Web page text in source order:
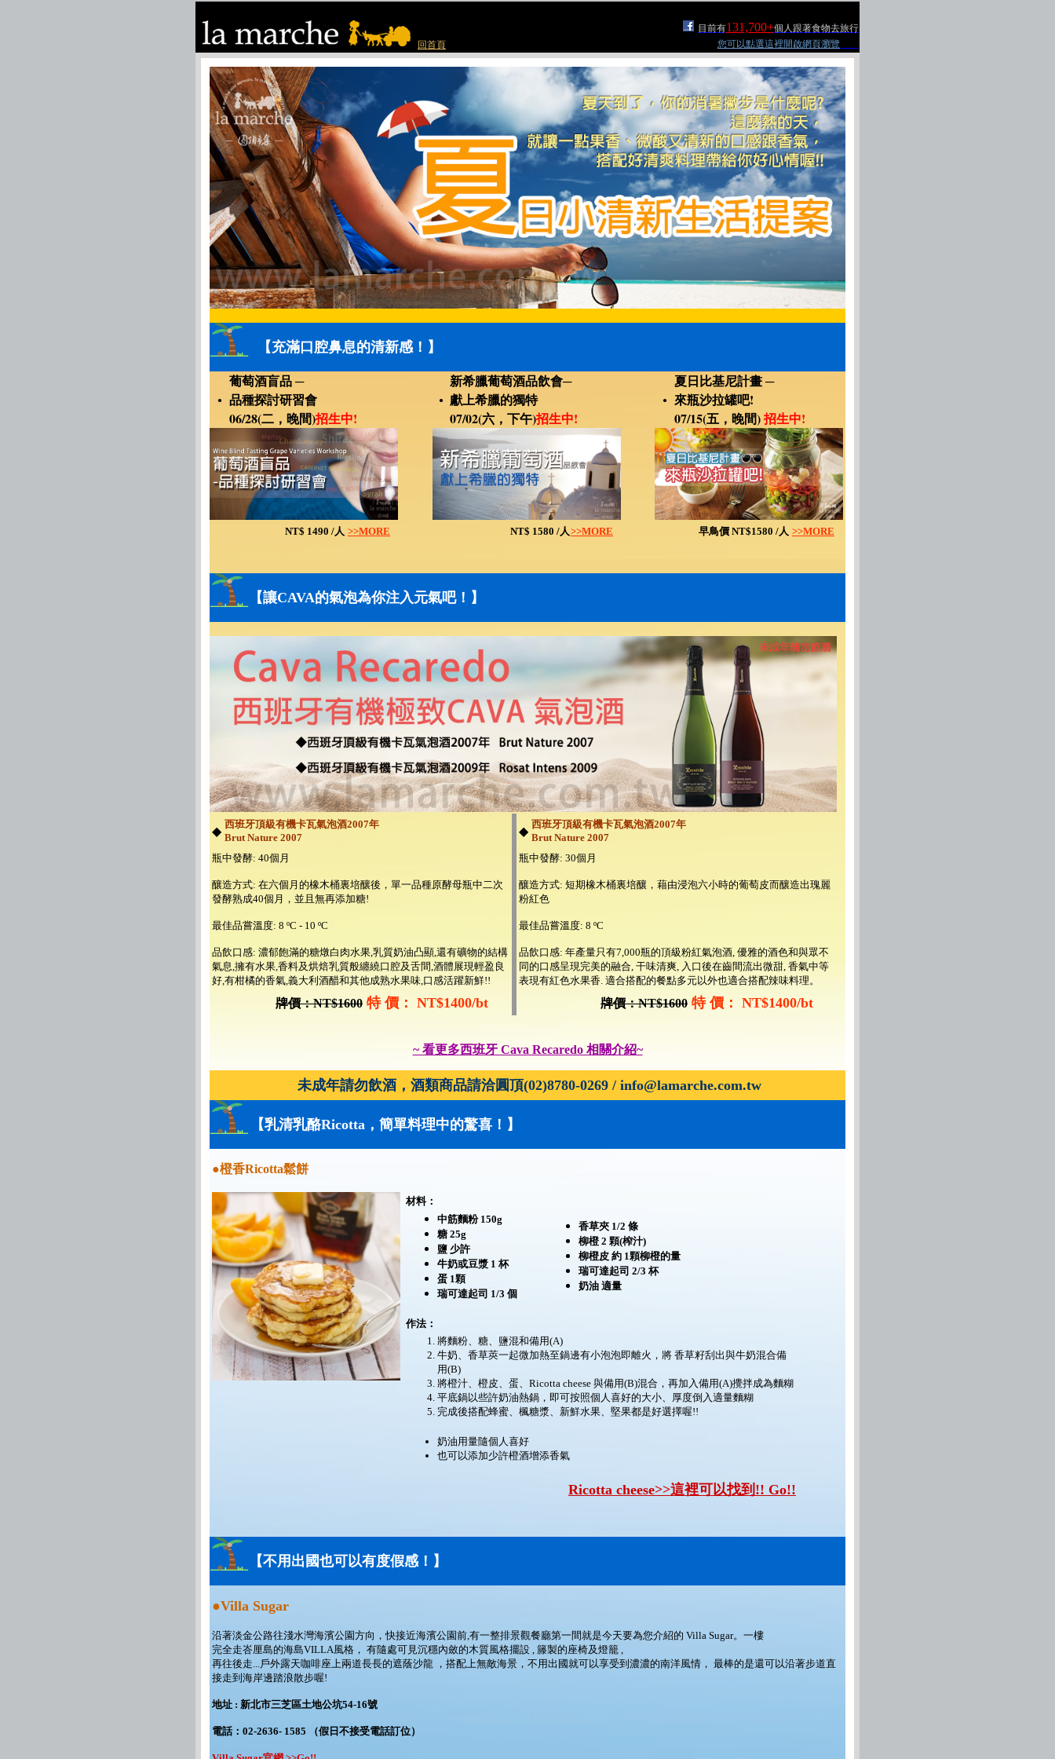
回首頁
目前有131,700+個人跟著食物去旅行
您可以點選這裡開啟網頁瀏覽
【充滿口腔鼻息的清新感！】
●
葡萄酒盲品─
品種探討研習會
06/28(二 ，晚間)招生中!
NT$ 1490 /人 >>MORE
●
新希臘葡萄酒品飲會─
獻上希臘的獨特
07/02(六，下午)招生中!
NT$ 1580 /人>>MORE
●
夏日比基尼計畫 ─
來瓶沙拉罐吧!
07/15(五，晚間)招生中!
早鳥價 NT$1580 /人 >>MORE
【讓CAVA的氣泡為你注入元氣吧！】
◆
西班牙頂級有機卡瓦氣泡酒2007年
Brut Nature 2007
◆
西班牙頂級有機卡瓦氣泡酒2007年
Brut Nature 2007
瓶中發酵: 40個月
釀造方式: 在六個月的橡木桶裏培釀後，單一品種原酵母瓶中二次
發酵熟成40個月，並且無再添加糖!
最佳品嘗溫度: 8 ºC - 10 ºC
品飲口感: 濃郁飽滿的糖燉白肉水果,乳質奶油凸顯,還有礦物的結構
氣息,擁有水果,香料及烘焙乳質般纏繞口腔及舌間,酒體展現輕盈良
好,有柑橘的香氣,義大利酒醋和其他成熟水果味,口感活躍新鮮!!
瓶中發酵: 30個月
釀造方式: 短期橡木桶裏培釀，藉由浸泡六小時的葡萄皮而釀造出瑰麗
粉紅色
最佳品嘗溫度: 8 ºC
品飲口感: 年產量只有7,000瓶的頂級粉紅氣泡酒, 優雅的酒色和與眾不
同的口感呈現完美的融合, 干味清爽, 入口後在齒間流出微甜, 香氣中等
表現有紅色水果香. 適合搭配的餐點多元以外也適合搭配辣味料理。
牌價：NT$1600 特 價： NT$1400/bt 牌價：NT$1600 特 價： NT$1400/bt
~ 看更多西班牙 Cava Recaredo 相關介紹~
未成年請勿飲酒，酒類商品請洽圓頂(02)8780-0269 / info@lamarche.com.tw
【乳清乳酪Ricotta，簡單料理中的驚喜！】
●橙香Ricotta鬆餅
材料：
中筋麵粉 150g
糖 25g
鹽 少許
牛奶或豆漿 1 杯
蛋 1顆
瑞可達起司 1/3 個
香草夾 1/2 條
柳橙 2 顆(榨汁)
柳橙皮 約 1顆柳橙的量
瑞可達起司 2/3 杯
奶油 適量
作法：
將麵粉、糖、鹽混和備用(A)
牛奶、香草莢一起微加熱至鍋邊有小泡泡即離火，將 香草籽刮出與牛奶混合備
用(B)
將橙汁、橙皮、蛋、Ricotta cheese 與備用(B)混合，再加入備用(A)攪拌成為麵糊
平底鍋以些許奶油熱鍋，即可按照個人喜好的大小、厚度倒入適量麵糊
完成後搭配蜂蜜、楓糖漿、新鮮水果、堅果都是好選擇喔!!
奶油用量隨個人喜好
也可以添加少許橙酒增添香氣
Ricotta cheese>>這裡可以找到!! Go!!
【不用出國也可以有度假感！】
●Villa Sugar
沿著淡金公路往淺水灣海濱公園方向，快接近海濱公園前,有一整排景觀餐廳第一間就是今天要為您介紹的 Villa Sugar。一樓
完全走峇厘島的海島VILLA風格， 有隨處可見沉穩內斂的木質風格擺設 , 籐製的座椅及燈籠 ,
再往後走...戶外露天咖啡座上兩道長長的遮蔭沙龍 ，搭配上無敵海景，不用出國就可以享受到濃濃的南洋風情， 最棒的是還可以沿著步道直
接走到海岸邊踏浪散步喔!
地址 : 新北市三芝區土地公坑54-16號
電話：02-2636- 1585 （假日不接受電話訂位）